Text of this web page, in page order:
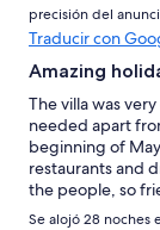
precisión del
Traducir con
Amazing
The villa was
needed apart
beginning of
restaurants and
the people, so
defo, were
Se alojó 28 noches